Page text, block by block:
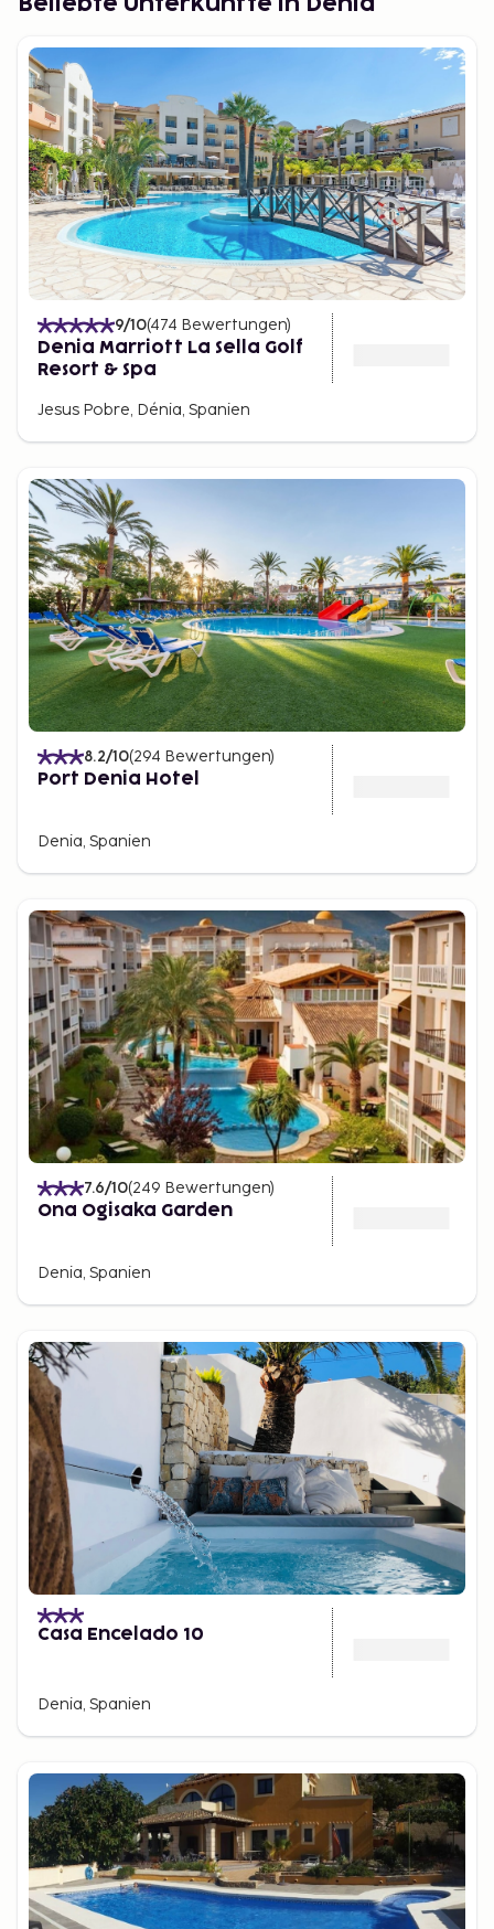
Beliebte Unterkünfte in Dénia
9/10(474 Bewertungen)
Denia Marriott La Sella Golf
Resort & Spa
Jesus Pobre, Dénia, Spanien
8.2/10(294 Bewertungen)
Port Denia Hotel
Denia, Spanien
7.6/10(249 Bewertungen)
Ona Ogisaka Garden
Denia, Spanien
Casa Encelado 10
Denia, Spanien